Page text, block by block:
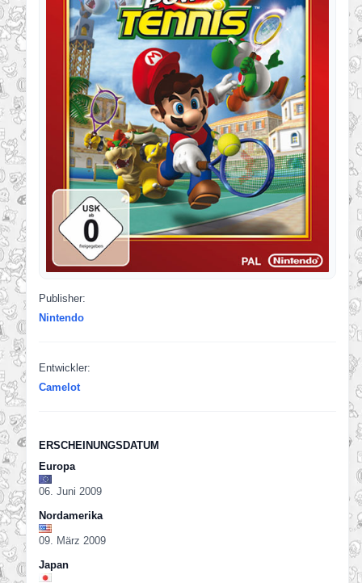
Publisher:
Nintendo
Entwickler:
Camelot
ERSCHEINUNGSDATUM
Europa
06. Juni 2009
Nordamerika
09. März 2009
Japan